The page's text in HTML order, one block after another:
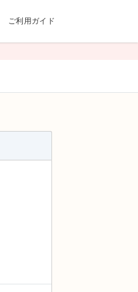
ご利用ガイド